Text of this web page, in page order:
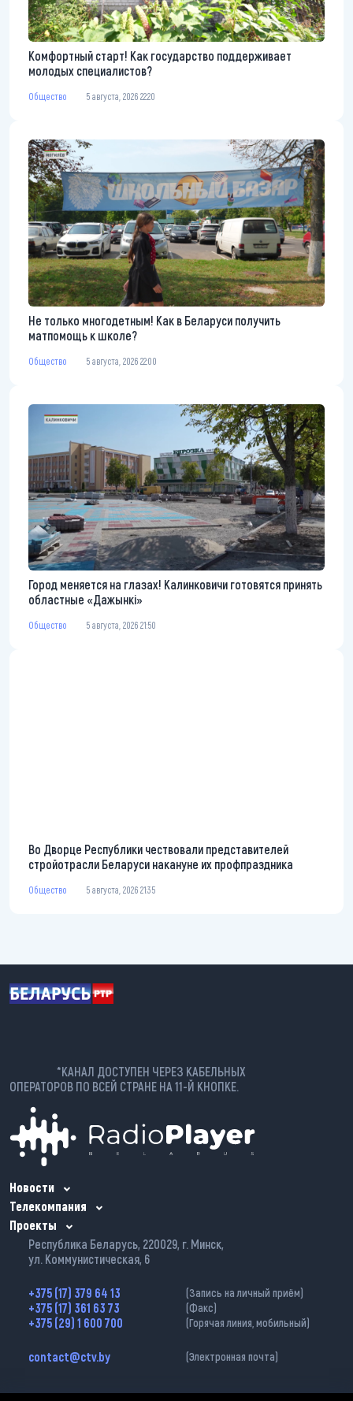
Комфортный старт! Как государство поддерживает
молодых специалистов?
Общество 5 августа, 2026 22:20
Не только многодетным! Как в Беларуси получить
матпомощь к школе?
Общество 5 августа, 2026 22:00
Город меняется на глазах! Калинковичи готовятся принять
областные «Дажынкі»
Общество 5 августа, 2026 21:50
Во Дворце Республики чествовали представителей
стройотрасли Беларуси накануне их профпраздника
Общество 5 августа, 2026 21:35
*КАНАЛ ДОСТУПЕН ЧЕРЕЗ КАБЕЛЬНЫХ
ОПЕРАТОРОВ ПО ВСЕЙ СТРАНЕ НА 11-Й КНОПКЕ.
Новости
Телекомпания
Проекты
Республика Беларусь, 220029, г. Минск,
ул. Коммунистическая, 6
+375 (17) 379 64 13 (Запись на личный приём)
+375 (17) 361 63 73 (Факс)
+375 (29) 1 600 700 (Горячая линия, мобильный)
contact@ctv.by (Электронная почта)